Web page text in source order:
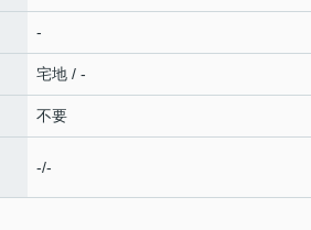
-
宅地 / -
不要
-/-